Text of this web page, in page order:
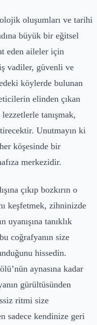
oluşumları ve tarihi
büyük bir eğitsel
eden aileler için
vadiler, güvenli ve
köylerde bulunan
elinden çıkan
tanışmak,
Unutmayın ki
köşesinde bir
merkezidir.
çıkıp bozkırın o
keşfetmek, zihninizde
uyanışına tanıklık
coğrafyanın size
hissedin.
aynasına kadar
gürültüsünden
ritmi size
sadece kendinize geri